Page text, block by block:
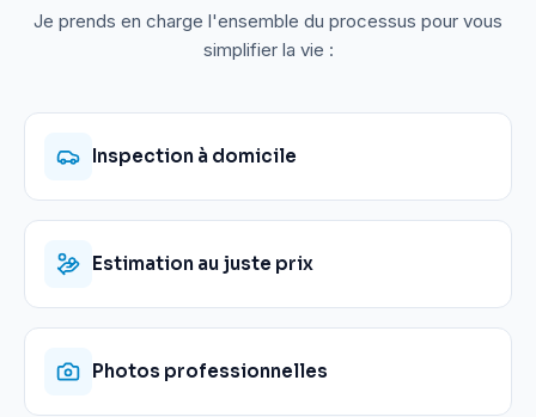
Je prends en charge l'ensemble du processus pour vous
simplifier la vie :
Inspection à domicile
Estimation au juste prix
Photos professionnelles